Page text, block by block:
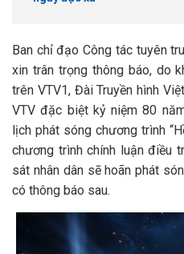
Ban chỉ đạo Công tác tuyên
xin trân trọng thông báo, do
trên VTV1, Đài Truyền hình
VTV đặc biệt kỷ niệm 80
lịch phát sóng chương trình
chương trình chính luận điều
sát nhân dân sẽ hoãn phát
có thông báo sau.